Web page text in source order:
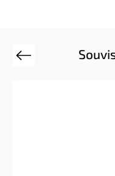
Previous